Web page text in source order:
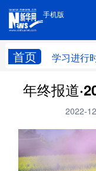
手机版
首页 学习进行
手机版
学习进行时
台湾
科技
年终报道
2022-